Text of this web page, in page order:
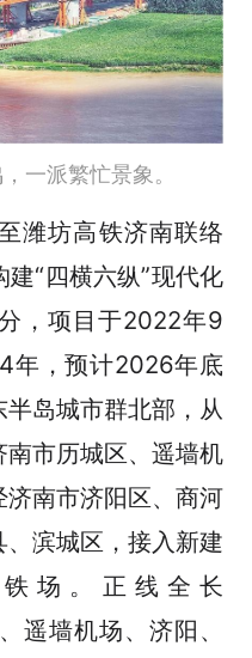
一派繁忙景象。
潍坊高铁济南联络
“四横六纵”现代化
，项目于2022年9
年，预计2026年底
岛城市群北部，从
市历城区、遥墙机
南市济阳区、商河
滨城区，接入新建
场。正线全长
遥墙机场、济阳、